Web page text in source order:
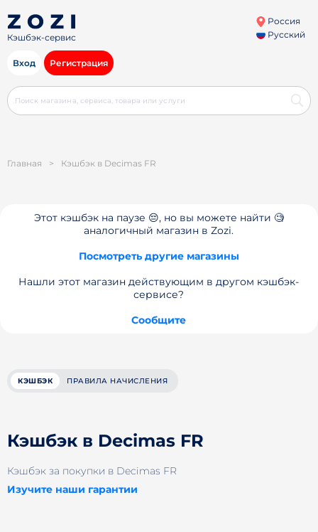
Кэшбэк-сервис
Россия
Русский
Вход Регистрация
Главная > Кэшбэк в Decimas FR
Этот кэшбэк на паузе 😔, но вы можете найти 🧐
аналогичный магазин в Zozi.
Посмотреть другие магазины
Нашли этот магазин действующим в другом кэшбэк-
сервисе?
Сообщите
КЭШБЭК ПРАВИЛА НАЧИСЛЕНИЯ
Кэшбэк в Decimas FR
Кэшбэк за покупки в Decimas FR
Изучите наши гарантии